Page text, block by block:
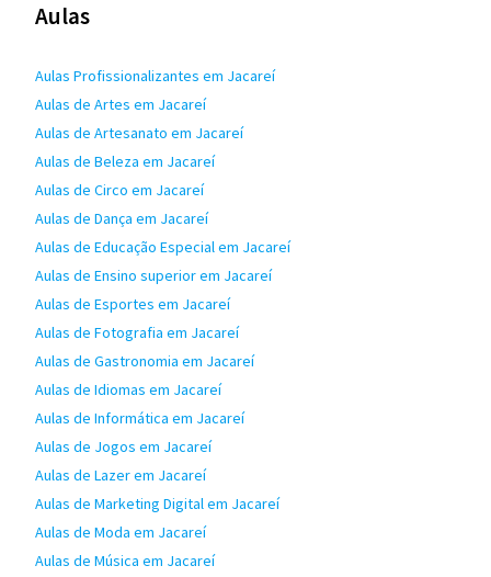
Aulas
Aulas Profissionalizantes em Jacareí
Aulas de Artes em Jacareí
Aulas de Artesanato em Jacareí
Aulas de Beleza em Jacareí
Aulas de Circo em Jacareí
Aulas de Dança em Jacareí
Aulas de Educação Especial em Jacareí
Aulas de Ensino superior em Jacareí
Aulas de Esportes em Jacareí
Aulas de Fotografia em Jacareí
Aulas de Gastronomia em Jacareí
Aulas de Idiomas em Jacareí
Aulas de Informática em Jacareí
Aulas de Jogos em Jacareí
Aulas de Lazer em Jacareí
Aulas de Marketing Digital em Jacareí
Aulas de Moda em Jacareí
Aulas de Música em Jacareí